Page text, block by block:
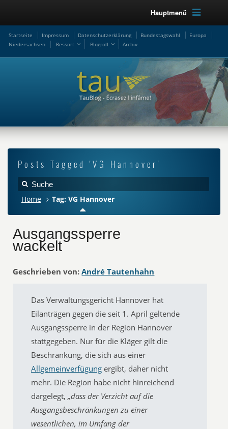
Hauptmenü
Startseite Impressum Datenschutzerklärung Bundestagswahl
Europa
Niedersachsen
Ressort Blogroll Archiv
Posts Tagged 'VG Hannover'
Home Tag: VG Hannover
Ausgangssperre
wackelt
Geschrieben von: André Tautenhahn
Das Verwaltungsgericht Hannover hat
Eilanträgen gegen die seit 1. April geltende
Ausgangssperre in der Region Hannover
stattgegeben. Nur für die Kläger gilt die
Beschränkung, die sich aus einer
Allgemeinverfügung ergibt, daher nicht
mehr. Die Region habe nicht hinreichend
dargelegt,„dass der Verzicht auf die
Ausgangsbeschränkungen zu einer
wesentlichen, im Umfang der